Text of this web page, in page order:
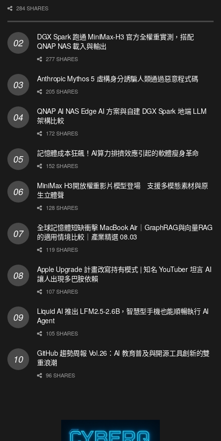
284 SHARES
DGX Spark 跑通 MiniMax-H3 官方全權重實測，搭配
QNAP NAS 載入與輸出
277 SHARES
Anthropic Mythos 5 虛構身分誘騙人類通過惡意程式碼
205 SHARES
QNAP AI NAS Edge AI 方案與自建 DGX Spark 地端 LLM
架構比較
172 SHARES
記憶體成本狂飆！AI算力排擠效應引起的軟體瘦身革命
152 SHARES
MiniMax H3開放權重影片模型登場 支援多模態素材與原
生立體聲
128 SHARES
全球記憶體短缺衝擊 MacBook Air｜GraphRAG與向量RAG
的適用情境比較｜產業精選 08.03
119 SHARES
Apple Upgrade 計畫改寫持有模式 | 知名 YouTuber 坦言 AI
讓人出現多巴胺依賴
107 SHARES
Liquid AI 推出 LFM2.5-2.6B，智慧型手機也能順暢執行 AI
Agent
105 SHARES
GitHub 趨勢周報 Vol.26：AI 教育普及與開源工具創新的雙
重浪潮
96 SHARES